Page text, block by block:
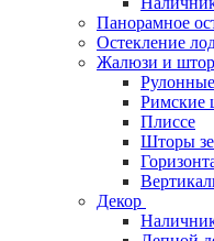
Панорамное
Остекление
Жалюзи и
Римские
Плиссе
Шторы
Декор